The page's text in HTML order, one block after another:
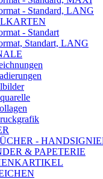
- Standard, LANG
- Standart
Standart, LANG
-
& PAPETERIE